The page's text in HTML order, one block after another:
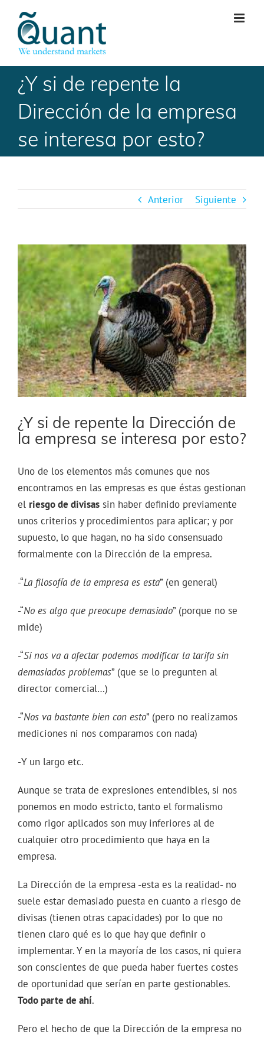
content
¿Y si de repente la
Dirección de la empresa
se interesa por esto?
Anterior Siguiente
Ver
imagen
más
grande
¿Y si de repente la Dirección de
la empresa se interesa por esto?
Uno de los elementos más comunes que nos
encontramos en las empresas es que éstas gestionan
el riesgo de divisas sin haber definido previamente
unos criterios y procedimientos para aplicar; y por
supuesto, lo que hagan, no ha sido consensuado
formalmente con la Dirección de la empresa.
-“La filosofía de la empresa es esta” (en general)
-“No es algo que preocupe demasiado” (porque no se
mide)
-“Si nos va a afectar podemos modificar la tarifa sin
demasiados problemas” (que se lo pregunten al
director comercial…)
-“Nos va bastante bien con esto” (pero no realizamos
mediciones ni nos comparamos con nada)
-Y un largo etc.
Aunque se trata de expresiones entendibles, si nos
ponemos en modo estricto, tanto el formalismo
como rigor aplicados son muy inferiores al de
cualquier otro procedimiento que haya en la
empresa.
La Dirección de la empresa -esta es la realidad- no
suele estar demasiado puesta en cuanto a riesgo de
divisas (tienen otras capacidades) por lo que no
tienen claro qué es lo que hay que definir o
implementar. Y en la mayoría de los casos, ni quiera
son conscientes de que pueda haber fuertes costes
de oportunidad que serían en parte gestionables.
Todo parte de ahí.
Pero el hecho de que la Dirección de la empresa no